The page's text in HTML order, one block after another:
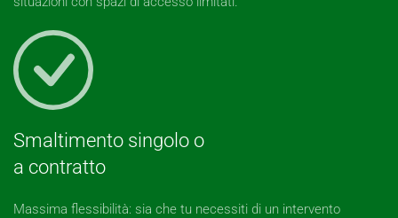
Smaltimento singolo o
a contratto
Massima flessibilità: sia che tu necessiti di un intervento